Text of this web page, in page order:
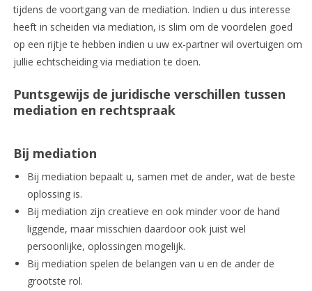
tijdens de voortgang van de mediation. Indien u dus interesse
heeft in scheiden via mediation, is slim om de voordelen goed
op een rijtje te hebben indien u uw ex-partner wil overtuigen om
jullie echtscheiding via mediation te doen.
Puntsgewijs de juridische verschillen tussen
mediation en rechtspraak
Bij mediation
Bij mediation bepaalt u, samen met de ander, wat de beste
oplossing is.
Bij mediation zijn creatieve en ook minder voor de hand
liggende, maar misschien daardoor ook juist wel
persoonlijke, oplossingen mogelijk.
Bij mediation spelen de belangen van u en de ander de
grootste rol.